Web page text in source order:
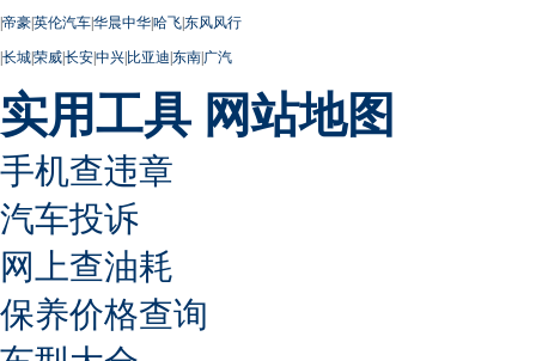
|帝豪|英伦汽车|华晨中华|哈飞|东风风行
|长城|荣威|长安|中兴|比亚迪|东南|广汽
实用工具 网站地图
手机查违章
汽车投诉
网上查油耗
保养价格查询